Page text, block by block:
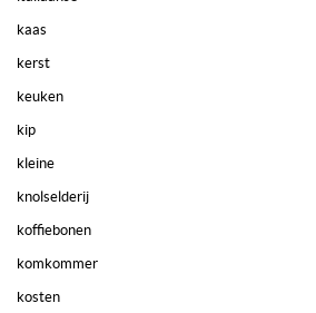
kaas
kerst
keuken
kip
kleine
knolselderij
koffiebonen
komkommer
kosten